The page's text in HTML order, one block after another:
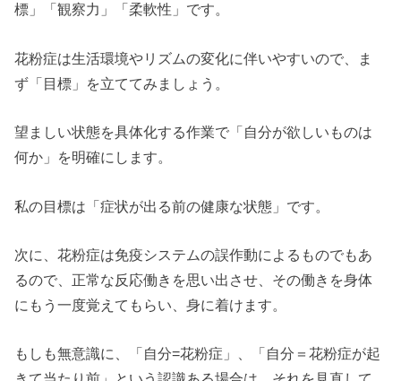
標」「観察力」「柔軟性」です。
花粉症は生活環境やリズムの変化に伴いやすいので、ま
ず「目標」を立ててみましょう。
望ましい状態を具体化する作業で「自分が欲しいものは
何か」を明確にします。
私の目標は「症状が出る前の健康な状態」です。
次に、花粉症は免疫システムの誤作動によるものでもあ
るので、正常な反応働きを思い出させ、その働きを身体
にもう一度覚えてもらい、身に着けます。
もしも無意識に、「自分=花粉症」、「自分＝花粉症が起